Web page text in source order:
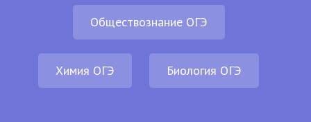
Обществознание ОГЭ
Химия ОГЭ Биология ОГЭ